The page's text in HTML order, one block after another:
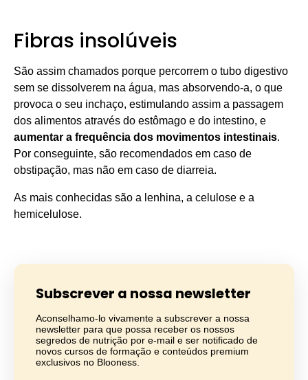
Fibras insolúveis
São assim chamados porque percorrem o tubo digestivo
sem se dissolverem na água, mas absorvendo-a, o que
provoca o seu inchaço, estimulando assim a passagem
dos alimentos através do estômago e do intestino, e
aumentar a frequência dos movimentos intestinais.
Por conseguinte, são recomendados em caso de
obstipação, mas não em caso de diarreia.
As mais conhecidas são a lenhina, a celulose e a
hemicelulose.
Subscrever a nossa newsletter
Aconselhamo-lo vivamente a subscrever a nossa
newsletter para que possa receber os nossos
segredos de nutrição por e-mail e ser notificado de
novos cursos de formação e conteúdos premium
exclusivos no Blooness.